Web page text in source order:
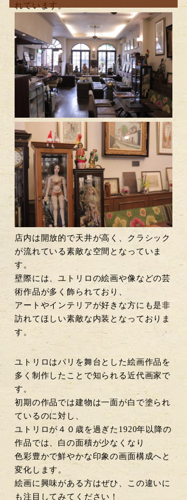
れています。
店内は開放的で天井が高く、クラシック
が流れている素敵な空間となっていま
す。
壁際には、ユトリロの絵画や像などの芸
術作品が多く飾られており、
アートやインテリアが好きな方にも是非
訪れてほしい素敵な内装となっておりま
す。
ユトリロはパリを舞台とした絵画作品を
多く制作したことで知られる近代画家で
す。
初期の作品では建物は一面が白で塗られ
ているのに対し、
ユトリロが４０歳を過ぎた1920年以降の
作品では、白の面積が少なくなり
色彩豊かで鮮やかな印象の画面構成へと
変化します。
絵画に興味がある方はぜひ、この違いに
も注目してみてください！